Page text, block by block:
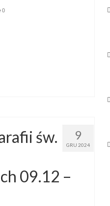
0
9
GRU 2024
św.
09.12 –